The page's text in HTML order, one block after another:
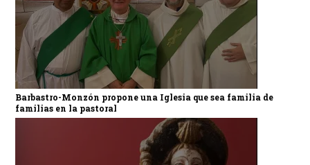
Barbastro-Monzón propone una Iglesia que sea familia de
familias en la pastoral